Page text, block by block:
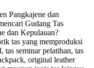
Pangkajene dan
Gudang Tas
dan Kepulauan?
tas yang memproduksi
tas seminar pelatihan, tas
original leather